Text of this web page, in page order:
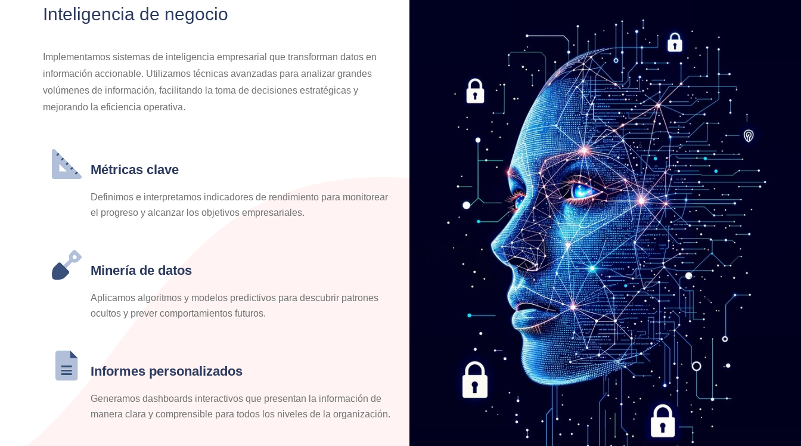
Inteligencia de negocio
Implementamos sistemas de inteligencia empresarial que transforman datos en
información accionable. Utilizamos técnicas avanzadas para analizar grandes
volúmenes de información, facilitando la toma de decisiones estratégicas y
mejorando la eficiencia operativa.
Métricas clave
Definimos e interpretamos indicadores de rendimiento para monitorear
el progreso y alcanzar los objetivos empresariales.
Minería de datos
Aplicamos algoritmos y modelos predictivos para descubrir patrones
ocultos y prever comportamientos futuros.
Informes personalizados
Generamos dashboards interactivos que presentan la información de
manera clara y comprensible para todos los niveles de la organización.